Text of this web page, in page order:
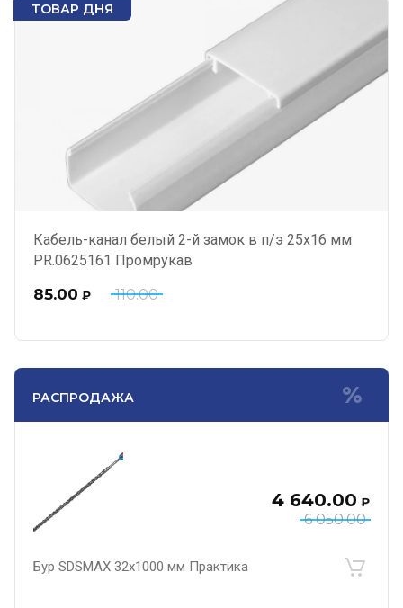
ТОВАР ДНЯ
Кабель-канал белый 2-й замок в п/э 25х16 мм
PR.0625161 Промрукав
110.00
85.00 ₽
РАСПРОДАЖА
6 050.00
4 640.00 ₽
Бур SDSMAX 32х1000 мм Практика